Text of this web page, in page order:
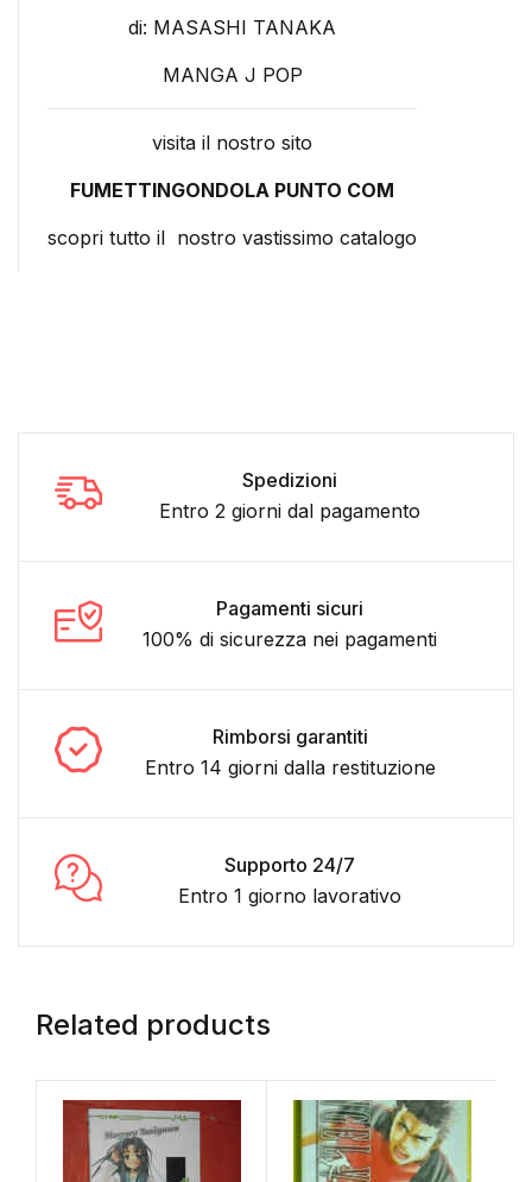
di: MASASHI TANAKA
MANGA J POP
visita il nostro sito
FUMETTINGONDOLA PUNTO COM
scopri tutto il nostro vastissimo catalogo
Spedizioni
Entro 2 giorni dal pagamento
Pagamenti sicuri
100% di sicurezza nei pagamenti
Rimborsi garantiti
Entro 14 giorni dalla restituzione
Supporto 24/7
Entro 1 giorno lavorativo
Related products